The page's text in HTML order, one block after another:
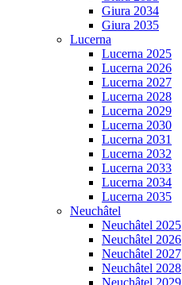
Giura 2034
Giura 2035
Lucerna
Lucerna 2025
Lucerna 2026
Lucerna 2027
Lucerna 2028
Lucerna 2029
Lucerna 2030
Lucerna 2031
Lucerna 2032
Lucerna 2033
Lucerna 2034
Lucerna 2035
Neuchâtel
Neuchâtel 2025
Neuchâtel 2026
Neuchâtel 2027
Neuchâtel 2028